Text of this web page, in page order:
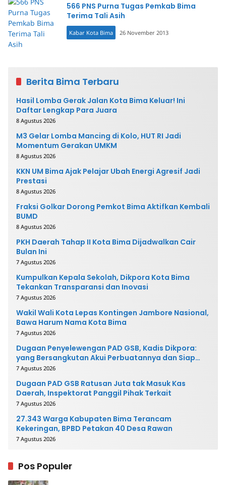
566 PNS Purna Tugas Pemkab Bima
Terima Tali Asih
Kabar Kota Bima 26 November 2013
Berita Bima Terbaru
Hasil Lomba Gerak Jalan Kota Bima Keluar! Ini
Daftar Lengkap Para Juara
8 Agustus 2026
M3 Gelar Lomba Mancing di Kolo, HUT RI Jadi
Momentum Gerakan UMKM
8 Agustus 2026
KKN UM Bima Ajak Pelajar Ubah Energi Agresif Jadi
Prestasi
8 Agustus 2026
Fraksi Golkar Dorong Pemkot Bima Aktifkan Kembali
BUMD
8 Agustus 2026
PKH Daerah Tahap II Kota Bima Dijadwalkan Cair
Bulan Ini
7 Agustus 2026
Kumpulkan Kepala Sekolah, Dikpora Kota Bima
Tekankan Transparansi dan Inovasi
7 Agustus 2026
Wakil Wali Kota Lepas Kontingen Jambore Nasional,
Bawa Harum Nama Kota Bima
7 Agustus 2026
Dugaan Penyelewengan PAD GSB, Kadis Dikpora:
yang Bersangkutan Akui Perbuatannya dan Siap
Mengembalikan Uang
7 Agustus 2026
Dugaan PAD GSB Ratusan Juta tak Masuk Kas
Daerah, Inspektorat Panggil Pihak Terkait
7 Agustus 2026
27.343 Warga Kabupaten Bima Terancam
Kekeringan, BPBD Petakan 40 Desa Rawan
7 Agustus 2026
Pos Populer